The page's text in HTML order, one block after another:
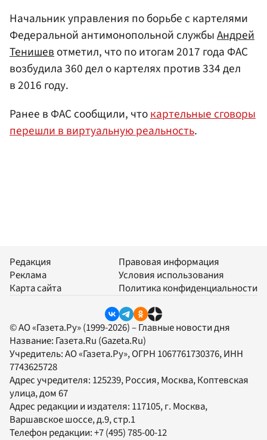
Начальник управления по борьбе с картелями
Федеральной антимонопольной службыАндрей
Тенишевотметил, что по итогам 2017 года ФАС
возбудила 360 дел о картелях против 334 дел
в 2016 году.
Ранее в ФАС сообщили, чтокартельные сговоры
перешли в виртуальную реальность.
Редакция
Реклама
Карта сайта
Правовая информация
Условия использования
Политика конфиденциальности
© АО «Газета.Ру» (1999-2026) – Главные новости дня
Название: Газета.Ru (Gazeta.Ru)
Учредитель:АО «Газета.Ру», ОГРН 1067761730376, ИНН
7743625728
Адрес учредителя: 125239, Россия, Москва, Коптевская
улица, дом 67
Адрес редакции и издателя: 117105, г. Москва,
Варшавское шоссе, д.9, стр.1
Телефон редакции:+7 (495) 785-00-12